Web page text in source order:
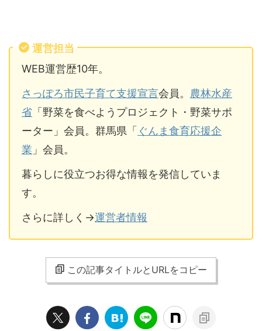
運営担当
WEB運営歴10年。
さっぽろ市民子育て支援宣言会員。 農林水産
省 「野菜を食べようプロジェクト・野菜サポ
ーター」会員。群馬県「 ぐんま食育応援企
業 」会員。
暮らしに役立つお得な情報を発信していま
す。
さらに詳しく→運営者情報
この記事タイトルとURLをコピー